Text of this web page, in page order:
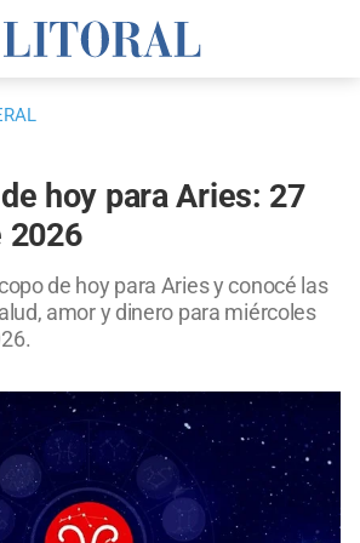
hoy para Aries: 27
2026
de hoy para Aries y conocé las
amor y dinero para miércoles